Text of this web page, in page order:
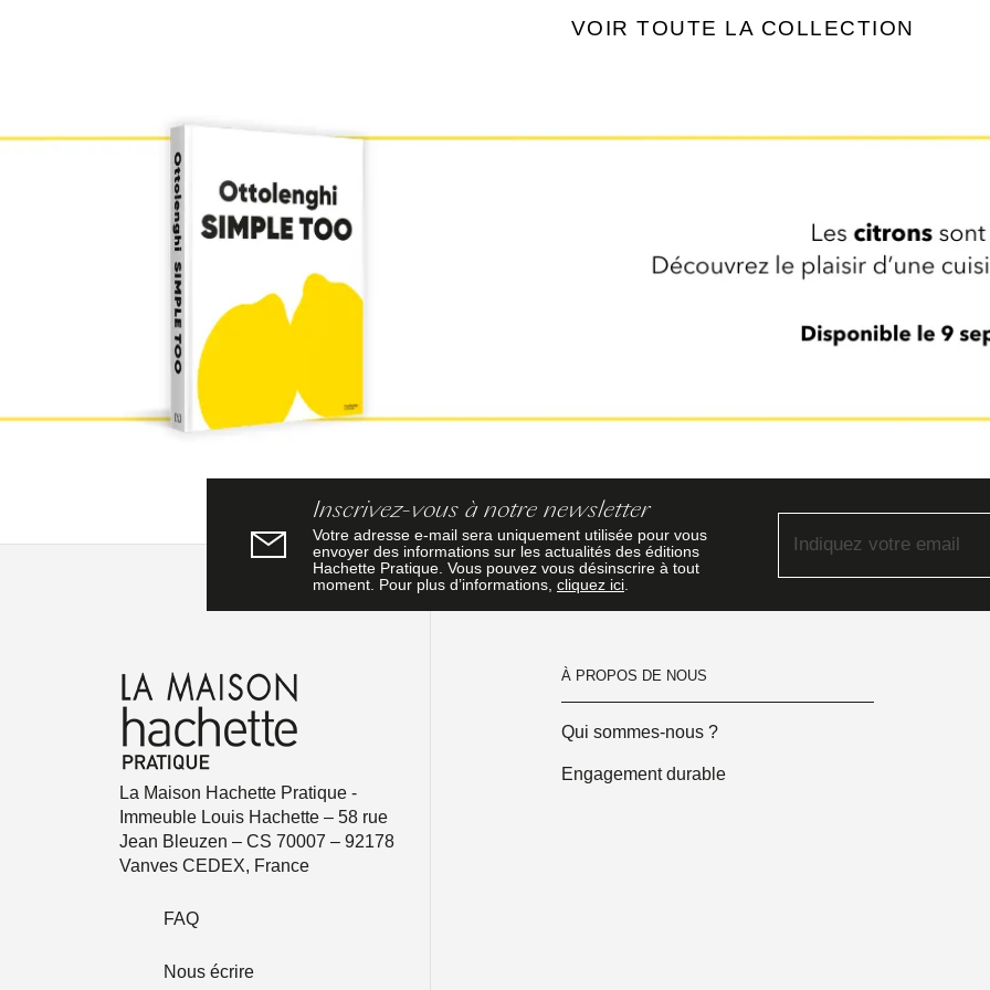
VOIR TOUTE LA COLLECTION
Inscrivez-vous à notre newsletter
Votre adresse e-mail sera uniquement utilisée pour vous
envoyer des informations sur les actualités des éditions
Hachette Pratique. Vous pouvez vous désinscrire à tout
moment. Pour plus d’informations, cliquez ici
Indiquez votre email
La Maison Hachette Pratique -
Immeuble Louis Hachette – 58 rue
Jean Bleuzen – CS 70007 – 92178
Vanves CEDEX, France
FAQ
Nous écrire
À PROPOS DE NOUS
Qui sommes-nous ?
Engagement durable